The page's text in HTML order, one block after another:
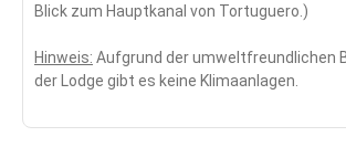
Blick zum Hauptkanal von Tortuguero.)
Hinweis: Aufgrund der umweltfreundlichen
der Lodge gibt es keine Klimaanlagen.